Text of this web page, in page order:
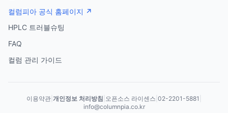
컬럼피아 공식 홈페이지 ↗
HPLC 트러블슈팅
FAQ
컬럼 관리 가이드
이용약관 개인정보 처리방침 오픈소스 라이센스 02-2201-5881
info@columnpia.co.kr